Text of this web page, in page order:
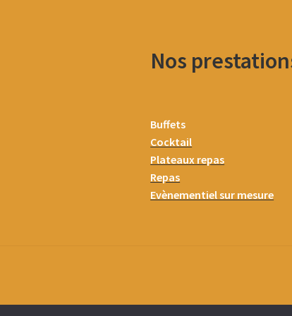
Nos
Buffets
Cocktail
Plateaux repas
Repas
Evènementiel sur mesure